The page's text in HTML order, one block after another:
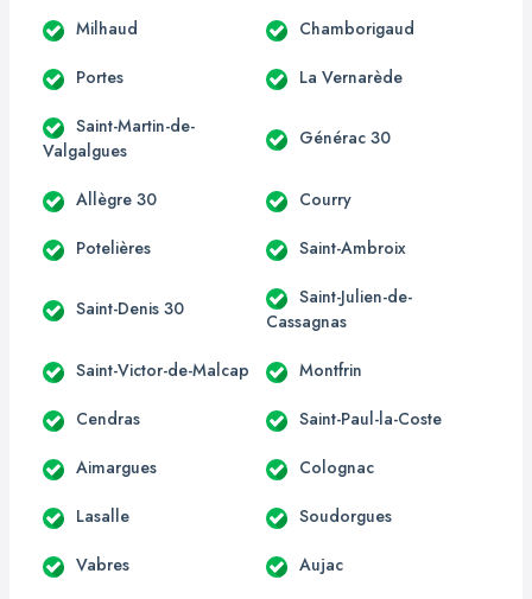
Milhaud Chamborigaud
Portes La Vernarède
Saint-Martin-de-
Valgalgues
Générac 30
Allègre 30 Courry
Potelières Saint-Ambroix
Saint-Denis 30
Saint-Julien-de-
Cassagnas
Saint-Victor-de-Malcap Montfrin
Cendras Saint-Paul-la-Coste
Aimargues Colognac
Lasalle Soudorgues
Vabres Aujac